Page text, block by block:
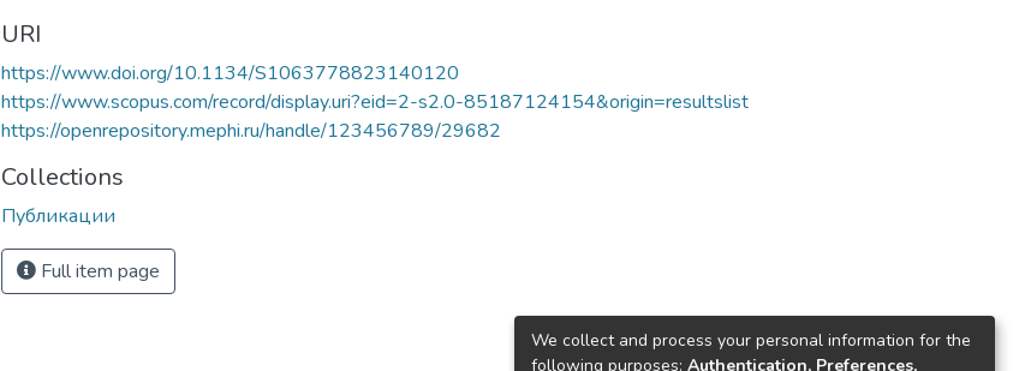
URI
https://www.doi.org/10.1134/S1063778823140120
https://www.scopus.com/record/display.uri?eid=2-s2.0-85187124154&origin=resultslist
https://openrepository.mephi.ru/handle/123456789/29682
Collections
Публикации
Full item page
We collect and process your personal information for the
following purposes: Authentication, Preferences,